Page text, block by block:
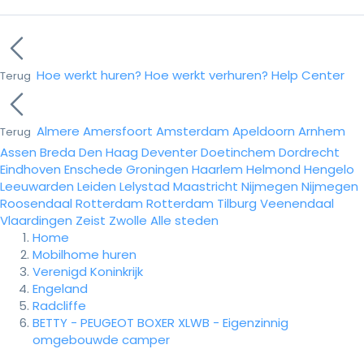
Terug Hoe werkt huren? Hoe werkt verhuren? Help Center
Terug Almere Amersfoort Amsterdam Apeldoorn Arnhem
Assen Breda Den Haag DeventerDoetinchem Dordrecht
Eindhoven Enschede Groningen Haarlem Helmond Hengelo
Leeuwarden Leiden Lelystad Maastricht Nijmegen Nijmegen
Roosendaal Rotterdam Rotterdam Tilburg Veenendaal
Vlaardingen Zeist Zwolle Alle steden
Home
Mobilhome huren
Verenigd Koninkrijk
Engeland
Radcliffe
BETTY - PEUGEOT BOXER XLWB - Eigenzinnig
omgebouwde camper